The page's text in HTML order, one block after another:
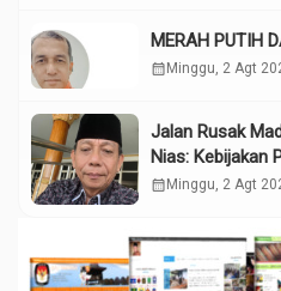
MERAH PUTIH
calendar_monthMinggu, 2 Agt
Jalan Rusak
Nias: Kebijakan
calendar_monthMinggu, 2 Agt